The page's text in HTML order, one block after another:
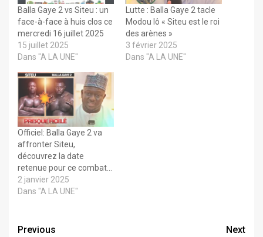
Balla Gaye 2 vs Siteu : un
face-à-face à huis clos ce
mercredi 16 juillet 2025
15 juillet 2025
Dans "A LA UNE"
Lutte : Balla Gaye 2 tacle
Modou lô « Siteu est le roi
des arènes »
3 février 2025
Dans "A LA UNE"
Officiel: Balla Gaye 2 va
affronter Siteu,
découvrez la date
retenue pour ce combat…
2 janvier 2025
Dans "A LA UNE"
Previous Next